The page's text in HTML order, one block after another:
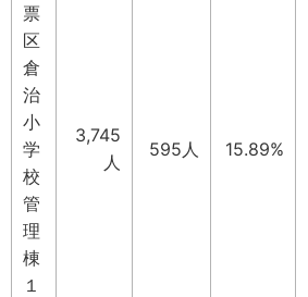
票
区
倉
治
小
学
校
管
理
棟
１
3,745
人
595人 15.89%